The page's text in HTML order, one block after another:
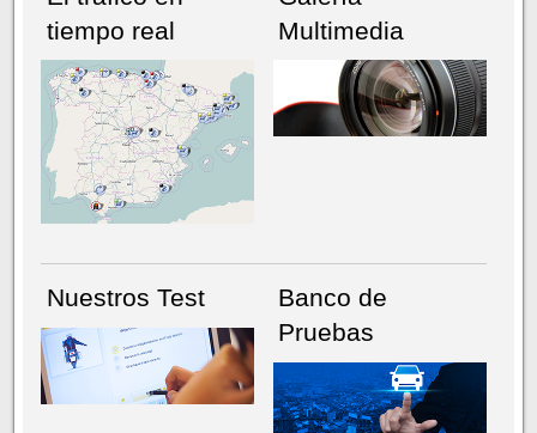
NÚMERO ACTUALHEMEROTECA
tiempo real
Multimedia
Nuestros Test
Banco de
Pruebas